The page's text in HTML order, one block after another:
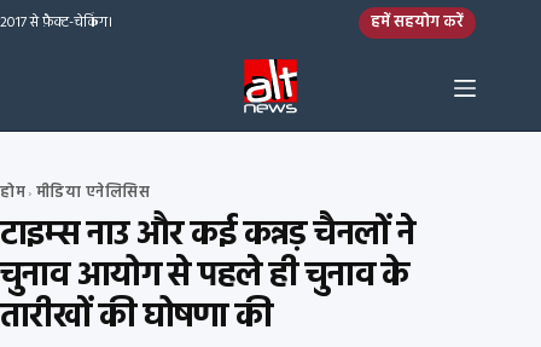
Skip to content
2017 से फ़ैक्ट-चेकिंग। हमें सहयोग करें
होम› मीडिया एनेलिसिस
टाइम्स नाउ और कई कन्नड़ चैनलों ने
चुनाव आयोग से पहले ही चुनाव के
तारीखों की घोषणा की